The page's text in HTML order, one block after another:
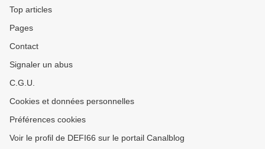
Top articles
Pages
Contact
Signaler un abus
C.G.U.
Cookies et données personnelles
Préférences cookies
Voir le profil de DEFI66 sur le portail Canalblog